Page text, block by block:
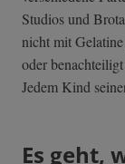
Studios und
nicht mit
oder
Jedem Kind
Es geht,